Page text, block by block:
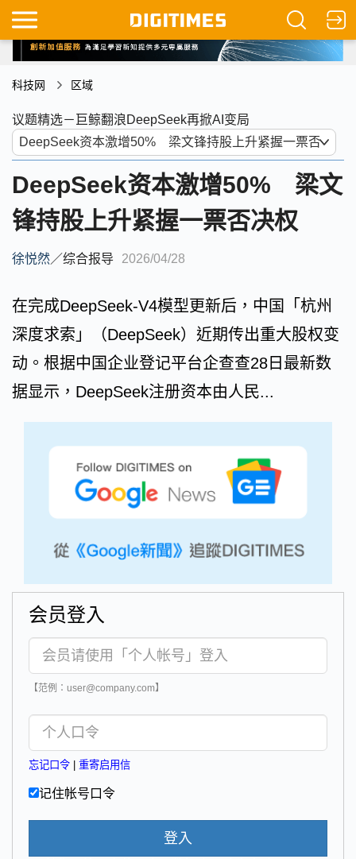
科技网 区域
议题精选－巨鲸翻浪DeepSeek再掀AI变局
DeepSeek资本激增50% 梁文
锋持股上升紧握一票否决权
徐悦然／综合报导 2026/04/28
在完成DeepSeek-V4模型更新后，中国「杭州
深度求索」（DeepSeek）近期传出重大股权变
动。根据中国企业登记平台企查查28日最新数
据显示，DeepSeek注册资本由人民...
会员登入
【范例：user@company.com】
忘记口令 重寄启用信
记住帐号口令
登入